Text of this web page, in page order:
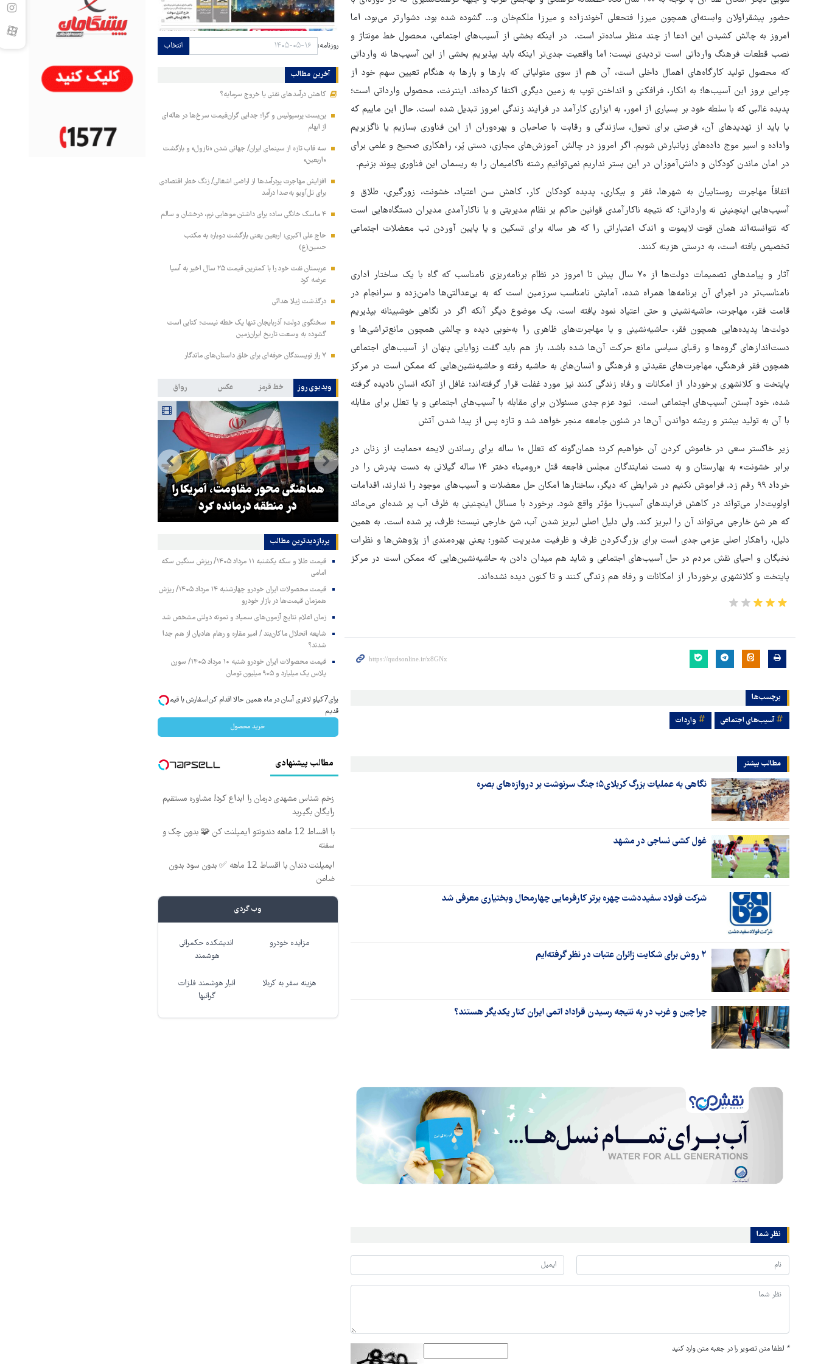
حضور پیشقراولان وابسته‌ای همچون میرزا فتحعلی آخوندزاده و میرزا ملکم‌خان و... گشوده شده بود، دشوارتر می‌بود، اما
امروز به چالش کشیدن این ادعا از چند منظر ساده‌تر است. در اینکه بخشی از آسیب‌های اجتماعی، محصول خط مونتاژ و
نصب قطعات فرهنگ وارداتی است تردیدی نیست؛ اما واقعیت جدی‌تر اینکه باید بپذیریم بخشی از این آسیب‌ها نه وارداتی
که محصول تولید کارگاه‌های اهمال داخلی است، آن هم از سوی متولیانی که بارها و بارها به هنگام تعیین سهم خود از
چرایی بروز این آسیب‌ها؛ به انکار، فرافکنی و انداختن توپ به زمین دیگری اکتفا کرده‌اند. اینترنت، محصولی وارداتی است؛
پدیده غالبی که با سلطه خود بر بسیاری از امور، به ابزاری کارآمد در فرایند زندگی امروز تبدیل شده است. حال این ماییم که
یا باید از تهدیدهای آن، فرصتی برای تحول، سازندگی و رقابت با صاحبان و بهره‌وران از این فناوری بسازیم یا ناگزیریم
واداده و اسیر موج داده‌های زیانبارش شویم. اگر امروز در چالش آموزش‌های مجازی، دستی پُر، راهکاری صحیح و علمی برای
در امان ماندن کودکان و دانش‌آموزان در این بستر نداریم نمی‌توانیم رشته ناکامیمان را به ریسمان این فناوری پیوند بزنیم.
اتفاقاً مهاجرت روستاییان به شهرها، فقر و بیکاری، پدیده کودکان کار، کاهش سن اعتیاد، خشونت، زورگیری، طلاق و
آسیب‌هایی اینچنینی نه وارداتی؛ که نتیجه ناکارآمدی قوانین حاکم بر نظام مدیریتی و یا ناکارآمدی مدیران دستگاه‌هایی است
که نتوانسته‌اند همان قوت لایموت و اندک اعتباراتی را که هر ساله برای تسکین و یا پایین آوردن تب معضلات اجتماعی
تخصیص یافته است، به درستی هزینه کنند.
آثار و پیامدهای تصمیمات دولت‌ها از ۷۰ سال پیش تا امروز در نظام برنامه‌ریزی نامناسب که گاه با یک ساختار اداری
نامناسب‌تر در اجرای آن برنامه‌ها همراه شده، آمایش نامناسب سرزمین است که به بی‌عدالتی‌ها دامن‌زده و سرانجام در
قامت فقر، مهاجرت، حاشیه‌نشینی و حتی اعتیاد نمود یافته است. یک موضوع دیگر آنکه اگر در نگاهی خوشبینانه بپذیریم
دولت‌ها پدیده‌هایی همچون فقر، حاشیه‌نشینی و یا مهاجرت‌های ظاهری را به‌خوبی دیده و چالشی همچون مانع‌تراشی‌ها و
دست‌اندازهای گروه‌ها و رقبای سیاسی مانع حرکت آن‌ها شده باشد، باز هم باید گفت زوایایی پنهان از آسیب‌های اجتماعی
همچون فقر فرهنگی، مهاجرت‌های عقیدتی و فرهنگی و انسان‌های به حاشیه رفته و حاشیه‌نشین‌هایی که ممکن است در مرکز
پایتخت و کلانشهری برخوردار از امکانات و رفاه زندگی کنند نیز مورد غفلت قرار گرفته‌اند؛ غافل از آنکه انسانِ نادیده‌ گرفته
‌شده، خود آبستن آسیب‌های اجتماعی است. نبود عزم جدی مسئولان برای مقابله با آسیب‌های اجتماعی و یا تعلل برای مقابله
با آن به تولید بیشتر و ریشه دواندن آن‌ها در شئون جامعه منجر خواهد شد و تازه پس از پیدا شدن آتش
زیر خاکستر سعی در خاموش کردن آن خواهیم کرد؛ همان‌گونه که تعلل ۱۰ ساله برای رساندن لایحه «حمایت از زنان در
برابر خشونت» به بهارستان و به دست نمایندگان مجلس فاجعه قتل «رومینا» دختر ۱۴ ساله گیلانی به دست پدرش را در
خرداد ۹۹ رقم زد. فراموش نکنیم در شرایطی که دیگر، ساختارها امکان حل معضلات و آسیب‌های موجود را ندارند، اقدامات
اولویت‌دار می‌تواند در کاهش فرایندهای آسیب‌زا مؤثر واقع شود. برخورد با مسائل اینچنینی به ظرف آب پر شده‌ای می‌ماند
که هر شئ خارجی می‌تواند آن را لبریز کند. ولی دلیل اصلی لبریز شدن آب، شئ خارجی نیست؛ ظرف، پر شده است. به همین
دلیل، راهکار اصلی عزمی جدی است برای بزرگ‌کردن ظرف و ظرفیت مدیریت کشور؛ یعنی بهره‌مندی از پژوهش‌ها و نظرات
نخبگان و احیای نقش مردم در حل آسیب‌های اجتماعی و شاید هم میدان دادن به حاشیه‌نشین‌هایی که ممکن است در مرکز
پایتخت و کلانشهری برخوردار از امکانات و رفاه هم زندگی کنند و تا کنون دیده نشده‌اند.
برچسب‌ها
آسیب‌های اجتماعی واردات
مطالب بیشتر
نگاهی به عملیات بزرگ کربلای۵؛ جنگ سرنوشت بر دروازه‌های بصره
غول کشی نساجی در مشهد
شرکت فولاد سفیددشت چهره برتر کارفرمایی چهارمحال وبختیاری معرفی شد
۲ روش برای شکایت زائران عتبات در نظر گرفته‌ایم
چرا چین و غرب در به نتیجه رسیدن قراداد اتمی ایران کنار یکدیگر هستند؟
نظر شما
* لطفا متن تصویر را در جعبه متن وارد کنید
روزنامه: انتخاب
آخرین مطالب
کاهش درآمدهای نفتی یا خروج سرمایه؟
بن‌بست پرسپولیس و گرا؛ جدایی گران‌قیمت سرخ‌ها در هاله‌ای
از ابهام
سه قاب تازه از سینمای ایران/ جهانی شدن «نازول» و بازگشت
«اربعین»
افزایش مهاجرت پردرآمدها از اراضی اشغالی/ زنگ خطر اقتصادی
برای تل‌آویو به‌صدا درآمد
۴ ماسک خانگی ساده برای داشتن موهایی نرم، درخشان و سالم
حاج علی اکبری: اربعین یعنی بازگشت دوباره به مکتب
حسین(ع)
عربستان نفت خود را با کمترین قیمت ۲۵ سال اخیر به آسیا
عرضه کرد
درگذشت ژیلا هدائی
سخنگوی دولت: آذربایجان تنها یک خطه نیست؛ کتابی است
گشوده به وسعت تاریخ ایران‌زمین
۷ راز نویسندگان حرفه‌ای برای خلق داستان‌های ماندگار
ویدیوی روز خط قرمز عکس رواق
مقاومت، آمریکا را
درمانده کرد
ترامپ نماد فساد، اقتدارگرایی و
جنگ‌طلبی است!
۳ میلیون زائر اربعین به کشور
بازگشتند
هماهنگی محور مقاومت، آمریکا را
در منطقه درمانده کرد
پربازدیدترین‌ مطالب
قیمت طلا و سکه یکشنبه ۱۱ مرداد ۱۴۰۵/ ریزش سنگین سکه
امامی
قیمت محصولات ایران خودرو چهارشنبه ۱۴ مرداد ۱۴۰۵/ ریزش
همزمان قیمت‌ها در بازار خودرو
زمان اعلام نتایج آزمون‌های سمپاد و نمونه دولتی مشخص شد
شایعه انحلال ماکان‌بند / امیر مقاره و رهام هادیان از هم جدا
شدند؟
قیمت محصولات ایران خودرو شنبه ۱۰ مرداد ۱۴۰۵/ سورن
پلاس یک میلیارد و ۹۰۵ میلیون تومان
برای7کیلو لاغری آسان در ماه همین حالا اقدام کن!سفارش با قیمت
قدیم
خرید محصول
مطالب پیشنهادی
زخم شناس مشهدی درمان را ابداع کرد! مشاوره مستقیم
رایگان بگیرید
با اقساط 12 ماهه دندونتو ایمپلنت کن 🧩 بدون چک و
سفته
ایمپلنت دندان با اقساط 12 ماهه ✅ بدون سود بدون
ضامن
وب گردی
مزایده خودرو
اندیشکده حکمرانی
هوشمند
هزینه سفر به کربلا
انبار هوشمند فلزات
گرانبها